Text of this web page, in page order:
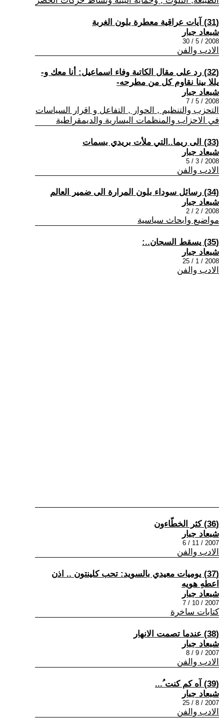
(31) آيات عراقية معطرة بلون الغربة
شبعاد جبار
2008 / 5 / 30
الادب والفن
(32) رد على مقال الكاتبة وفاء اسماعيل: أنا معك و-
يللا بينا نقاوم كل من مطرحه-
شبعاد جبار
2008 / 5 / 7
التحزب والتنظيم , الحوار , التفاعل و اقرار السياسات
في الاحزاب والمنظمات اليسارية والديمقراطية
(33) الى ريما..التي ملأت بريدي بسمات
شبعاد جبار
2008 / 3 / 5
الادب والفن
(34) رسائل سوداء بلون المرارة الى ضمير العالم
شبعاد جبار
2008 / 2 / 2
مواضيع وابحاث سياسية
(35) يسقط السجان..:
شبعاد جبار
2008 / 1 / 25
الادب والفن
(36) كثر الخطّاءون
شبعاد جبار
2007 / 11 / 6
الادب والفن
(37) يوميات معيدي بالسويد: تحب كلينتون .. اذن
اعطهِ هويه
شبعاد جبار
2007 / 10 / 7
كتابات ساخرة
(38) عندما تصمت الانهار
شبعاد جبار
2007 / 9 / 8
الادب والفن
(39) آه كم كنت ُ...
شبعاد جبار
2007 / 8 / 25
الادب والفن